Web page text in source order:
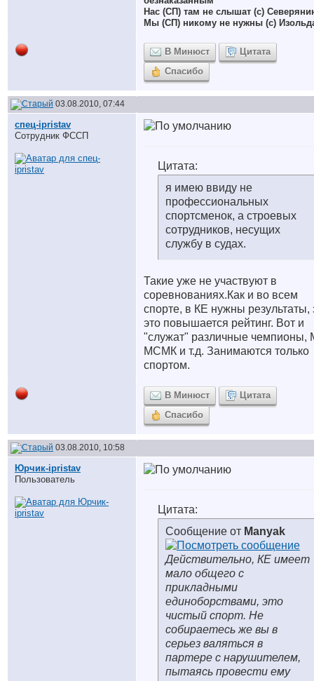
Нас (СП) там не слышат (с)
Мы (СП) никому не нужны (с)
В Минюст
Цитата
Спасибо
03.08.2010, 07:44
спец-ipristav
Сотрудник ФССП
Цитата:
я имею ввиду не
профессиональных
спортсменок, а строевых
сотрудников, несущих
службу в судах.
Такие уже не участвуют в
соревнованиях.Как и во всем
спорте, в КЕ нужны результаты,
это повышается рейтинг. Вот и
"служат" различные чемпионы,
МСМК и т.д. Занимаются только
спортом.
В Минюст
Цитата
Спасибо
03.08.2010, 10:58
Юрчик-ipristav
Пользователь
Цитата:
Сообщение от Manyak
Действительно, КЕ имеет
мало общего с
прикладными
единоборствами, это
чистый спорт. Не
собираетесь же вы в
серьез валяться в
партере с нарушителем,
пытаясь провести ему